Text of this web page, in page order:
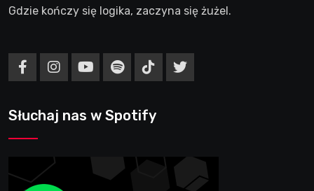
Gdzie kończy się logika, zaczyna się żużel.
Słuchaj nas w Spotify